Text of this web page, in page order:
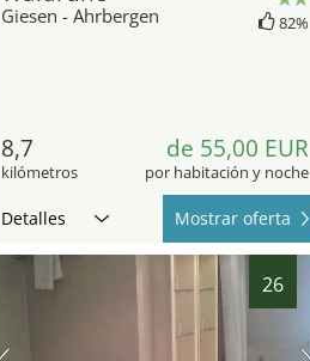
Giesen - Ahrbergen 82%
8,7
kilómetros
de 55,00 EUR
por habitación y noche
Detalles Mostrar oferta
26